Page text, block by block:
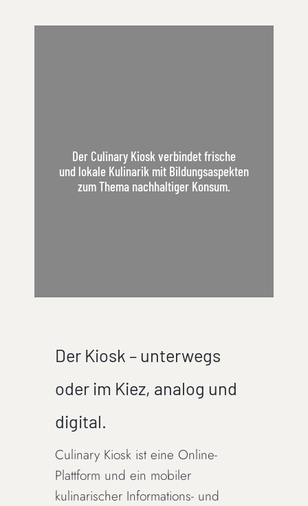
Der Culinary Kiosk verbindet frische
und lokale Kulinarik mit Bildungsaspekten
zum Thema nachhaltiger Konsum.
Der Kiosk – unterwegs
oder im Kiez, analog und
digital.
Culinary Kiosk ist eine Online-
Plattform und ein mobiler
kulinarischer Informations- und